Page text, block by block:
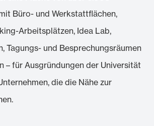
Büro- und Werkstattflächen,
Arbeitsplätzen, Idea Lab,
Tagungs- und Besprechungsräumen
– für Ausgründungen der Universität
die die Nähe zur